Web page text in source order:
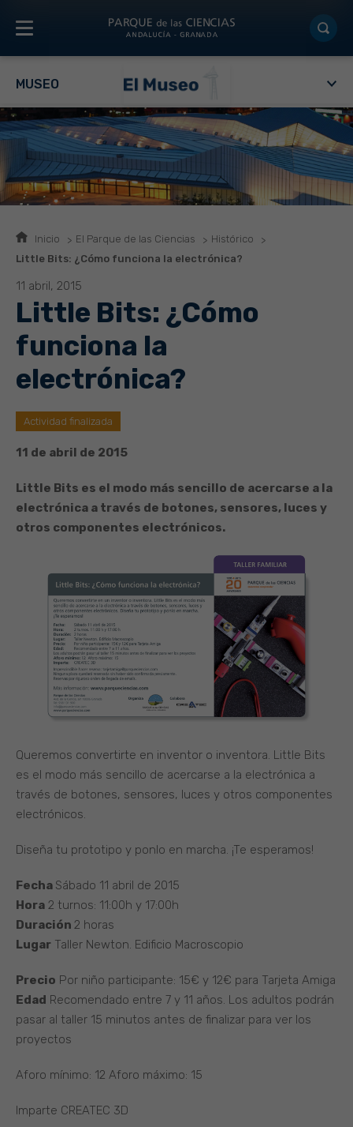
MUSEO
Inicio El Parque de las Ciencias
Histórico
Little Bits: ¿Cómo funciona la electrónica?
11 abril, 2015
Little Bits: ¿Cómo
funciona la
electrónica?
Actividad finalizada
11 de abril de 2015
Little Bits es el modo más sencillo de acercarse a la
electrónica a través de botones, sensores, luces y
otros componentes electrónicos.
Queremos convertirte en inventor o inventora. Little Bits
es el modo más sencillo de acercarse a la electrónica a
través de botones, sensores, luces y otros componentes
electrónicos.
Diseña tu prototipo y ponlo en marcha. ¡Te esperamos!
Fecha Sábado 11 abril de 2015
Hora 2 turnos: 11:00h y 17:00h
Duración 2 horas
Lugar Taller Newton. Edificio Macroscopio
Precio Por niño participante: 15€ y 12€ para Tarjeta Amiga
Edad Recomendado entre 7 y 11 años. Los adultos podrán
pasar al taller 15 minutos antes de finalizar para ver los
proyectos
Aforo mínimo: 12 Aforo máximo: 15
Imparte CREATEC 3D